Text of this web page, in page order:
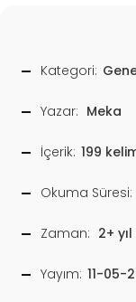
Kategori:
Yazar: Meka
İçerik: 199
Okuma Süresi:
Zaman: 2+
Yayım: 11-05-